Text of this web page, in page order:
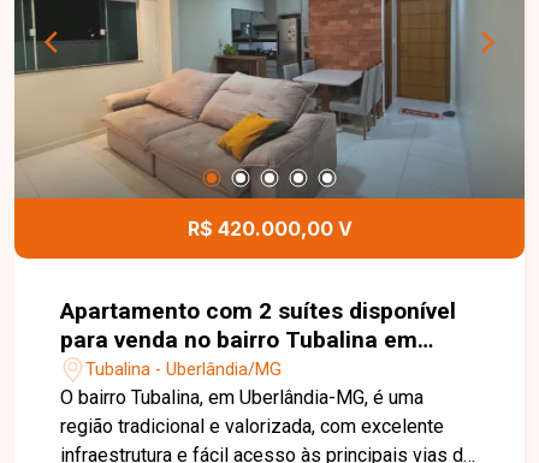
com ambientes bem distribuídos que oferecem
conforto, praticidade e excelente aproveitamento
dos espaços, sendo ideal para quem busca um
lar aconchegante em uma localização
privilegiada. Entre em contato com a Delta
Imóveis e agende sua visita. Nossa equipe está
pronta para apresentar todos os detalhes deste
imóvel e ajudar você a encontrar o imóvel ideal
para morar ou investir.
R$ 420.000,00 V
Apartamento com 2 suítes disponível
para venda no bairro Tubalina em
Uberlândia-MG
Tubalina - Uberlândia/MG
O bairro Tubalina, em Uberlândia-MG, é uma
região tradicional e valorizada, com excelente
infraestrutura e fácil acesso às principais vias da